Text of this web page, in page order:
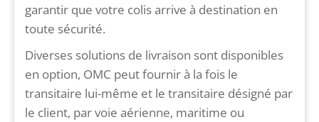
garantir que votre colis arrive à destination en
toute sécurité.
Diverses solutions de livraison sont disponibles
en option, OMC peut fournir à la fois le
transitaire lui-même et le transitaire désigné par
le client, par voie aérienne, maritime ou